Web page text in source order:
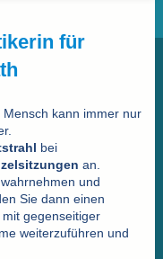
für
kann immer nur
bei
an.
und
Sie dann einen
gegenseitiger
weiterzuführen und